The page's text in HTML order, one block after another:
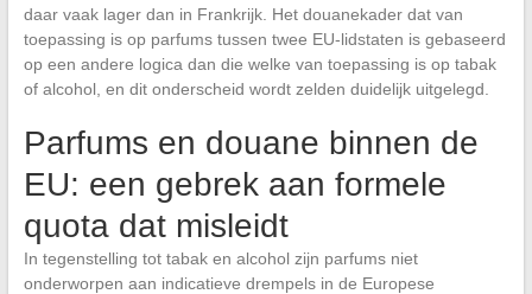
daar vaak lager dan in Frankrijk. Het douanekader dat van
toepassing is op parfums tussen twee EU-lidstaten is gebaseerd
op een andere logica dan die welke van toepassing is op tabak
of alcohol, en dit onderscheid wordt zelden duidelijk uitgelegd.
Parfums en douane binnen de
EU: een gebrek aan formele
quota dat misleidt
In tegenstelling tot tabak en alcohol zijn parfums niet
onderworpen aan indicatieve drempels in de Europese